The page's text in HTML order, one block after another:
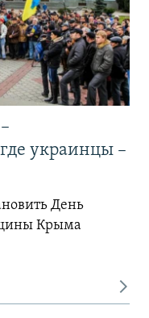
украинцы –
День
Крыма